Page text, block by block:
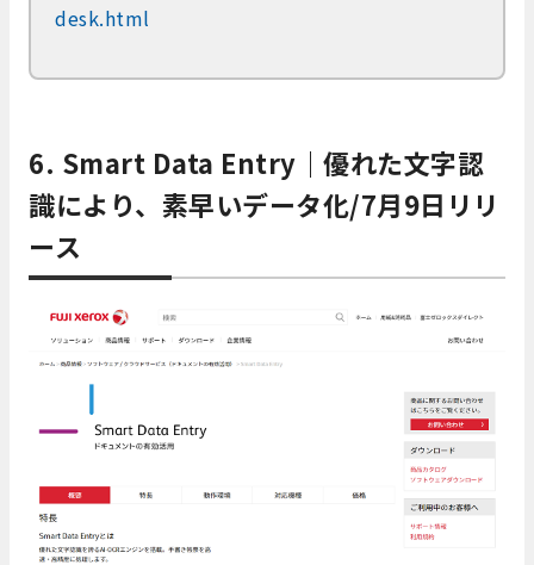
desk.html
6. Smart Data Entry｜優れた文字認
識により、素早いデータ化/7月9日リリ
ース